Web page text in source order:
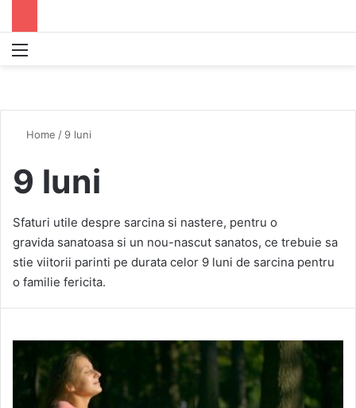
Home / 9 luni
9 luni
Sfaturi utile despre sarcina si nastere, pentru o
gravida sanatoasa si un nou-nascut sanatos, ce trebuie sa
stie viitorii parinti pe durata celor 9 luni de sarcina pentru
o familie fericita.